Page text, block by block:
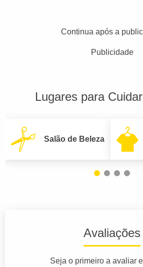
Continua após a
Publicidade
Lugares para
Salão de Beleza
Avaliações
Seja o primeiro a avaliar